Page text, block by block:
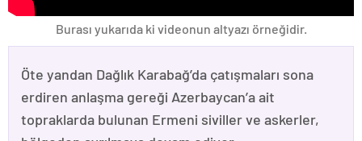
Burası yukarıda ki videonun altyazı örneğidir.
Öte yandan Dağlık Karabağ’da çatışmaları sona
erdiren anlaşma gereği Azerbaycan’a ait
topraklarda bulunan Ermeni siviller ve askerler,